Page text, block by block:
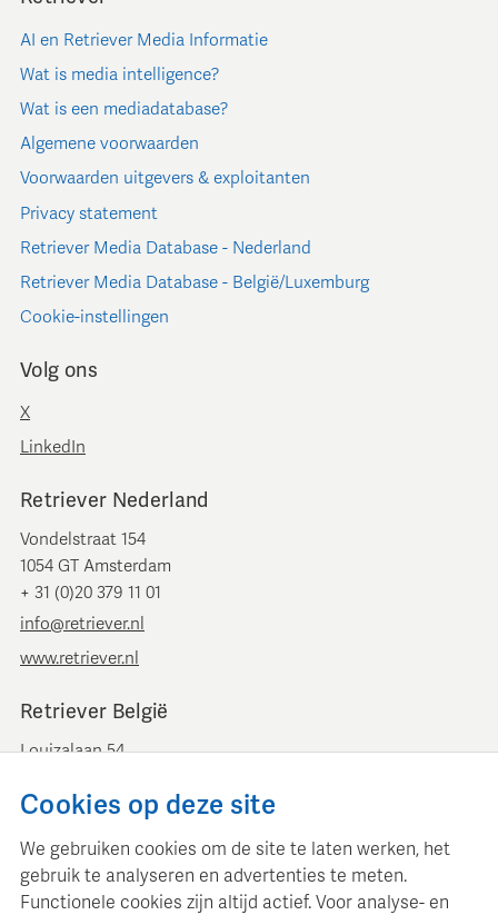
AI en Retriever Media Informatie
Wat is media intelligence?
Wat is een mediadatabase?
Algemene voorwaarden
Voorwaarden uitgevers & exploitanten
Privacy statement
Retriever Media Database - Nederland
Retriever Media Database - België/Luxemburg
Cookie-instellingen
Volg ons
X
LinkedIn
Retriever Nederland
Vondelstraat 154
1054 GT Amsterdam
+ 31 (0)20 379 11 01
info@retriever.nl
www.retriever.nl
Retriever België
Louizalaan 54
+ 32 (0)2 893 00 52
www.retrievermedia.be
Cookies op deze site
We gebruiken cookies om de site te laten werken, het
gebruik te analyseren en advertenties te meten.
Functionele cookies zijn altijd actief. Voor analyse- en